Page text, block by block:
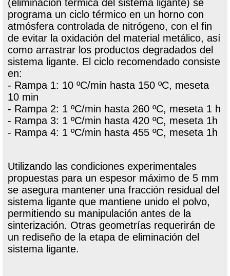
(eliminación térmica del sistema ligante) se
programa un ciclo térmico en un horno con
atmósfera controlada de nitrógeno, con el fin
de evitar la oxidación del material metálico, así
como arrastrar los productos degradados del
sistema ligante. El ciclo recomendado consiste
en:
- Rampa 1: 10 ºC/min hasta 150 ºC, meseta
10 min
- Rampa 2: 1 ºC/min hasta 260 ºC, meseta 1 h
- Rampa 3: 1 ºC/min hasta 420 ºC, meseta 1h
- Rampa 4: 1 ºC/min hasta 455 ºC, meseta 1h
Utilizando las condiciones experimentales
propuestas para un espesor máximo de 5 mm
se asegura mantener una fracción residual del
sistema ligante que mantiene unido el polvo,
permitiendo su manipulación antes de la
sinterización. Otras geometrías requerirán de
un rediseño de la etapa de eliminación del
sistema ligante.